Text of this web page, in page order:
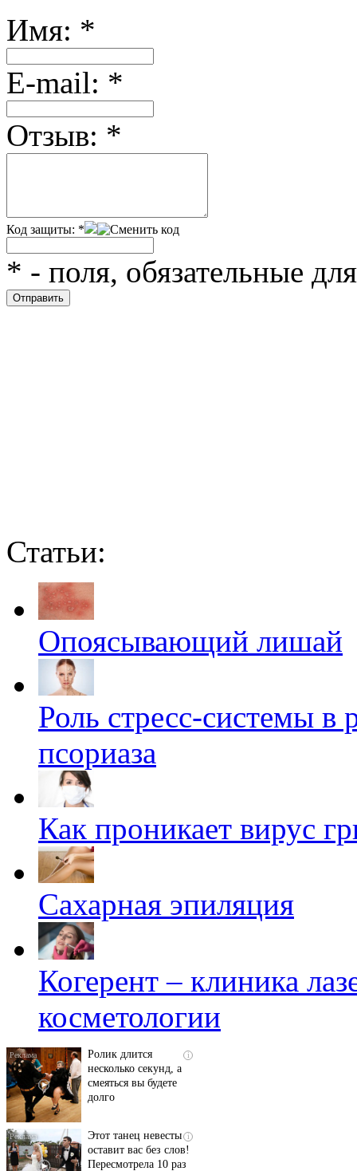
Имя: *
Е-mail: *
Отзыв: *
Код защиты: *
* - поля, обязательные
Статьи:
Опоясывающий лишай
Роль стресс-системы в
псориаза
Как проникает вирус
Сахарная эпиляция
Когерент – клиника
косметологии
пляже Крыма: Что
люди вытворяют, когда
их не видят...
i
Ролик длится
несколько секунд, а
смеяться вы будете
долго
i
Этот танец невесты
оставит вас без слов!
Пересмотрела 10 раз